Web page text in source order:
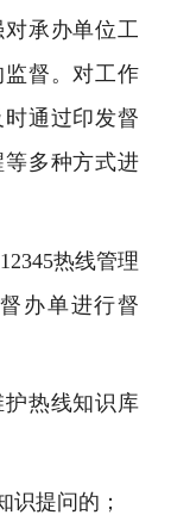
承办单位工
督。对工作
通过印发督
多种方式进
热线管理
办单进行督
护热线知识库
识提问的；